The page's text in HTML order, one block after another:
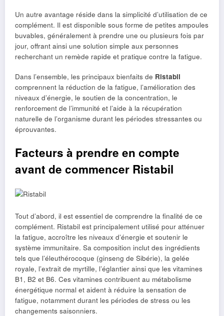
Un autre avantage réside dans la simplicité d’utilisation de ce
complément. Il est disponible sous forme de petites ampoules
buvables, généralement à prendre une ou plusieurs fois par
jour, offrant ainsi une solution simple aux personnes
recherchant un remède rapide et pratique contre la fatigue.
Dans l’ensemble, les principaux bienfaits de Ristabil
comprennent la réduction de la fatigue, l’amélioration des
niveaux d’énergie, le soutien de la concentration, le
renforcement de l’immunité et l’aide à la récupération
naturelle de l’organisme durant les périodes stressantes ou
éprouvantes.
Facteurs à prendre en compte
avant de commencer Ristabil
Tout d’abord, il est essentiel de comprendre la finalité de ce
complément. Ristabil est principalement utilisé pour atténuer
la fatigue, accroître les niveaux d’énergie et soutenir le
système immunitaire. Sa composition inclut des ingrédients
tels que l’éleuthérocoque (ginseng de Sibérie), la gelée
royale, l’extrait de myrtille, l’églantier ainsi que les vitamines
B1, B2 et B6. Ces vitamines contribuent au métabolisme
énergétique normal et aident à réduire la sensation de
fatigue, notamment durant les périodes de stress ou les
changements saisonniers.